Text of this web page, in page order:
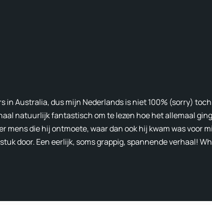
in Australia, dus mijn Nederlands is niet 100% (sorry)
natuurlijk fantastisch om te lezen hoe het allemaal
mens die hij ontmoete, waar dan ook hij kwam was voor
door. Een eerlijk, soms grappig, spannende verhaal!